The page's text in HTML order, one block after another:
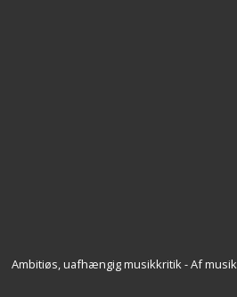
Ambitiøs, uafhængig musikkritik - Af